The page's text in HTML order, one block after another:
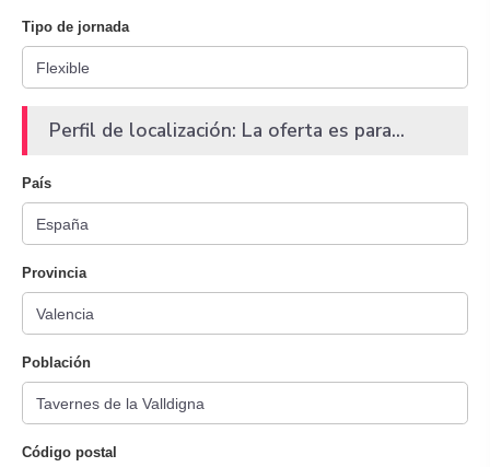
Tipo de jornada
Perfil de localización: La oferta es para...
País
Provincia
Población
Código postal